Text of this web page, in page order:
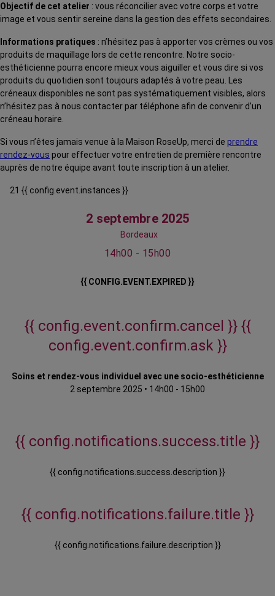
Objectif de cet atelier : vous réconcilier avec votre corps et votre
image et vous sentir sereine dans la gestion des effets secondaires.
Informations pratiques : n’hésitez pas à apporter vos crèmes ou vos
produits de maquillage lors de cette rencontre. Notre socio-
esthéticienne pourra encore mieux vous aiguiller et vous dire si vos
produits du quotidien sont toujours adaptés à votre peau. Les
créneaux disponibles ne sont pas systématiquement visibles, alors
n’hésitez pas à nous contacter par téléphone afin de convenir d’un
créneau horaire.
Si vous n’êtes jamais venue à la Maison RoseUp, merci de prendre
rendez-vous pour effectuer votre entretien de première rencontre
auprès de notre équipe avant toute inscription à un atelier.
21 {{ config.event.instances }}
2 septembre 2025
Bordeaux
14h00 - 15h00
{{ CONFIG.EVENT.EXPIRED }}
{{ config.event.confirm.cancel }} {{
config.event.confirm.ask }}
Soins et rendez-vous individuel avec une socio-esthéticienne
2 septembre 2025 • 14h00 - 15h00
{{ config.notifications.success.title }}
{{ config.notifications.success.description }}
{{ config.notifications.failure.title }}
{{ config.notifications.failure.description }}